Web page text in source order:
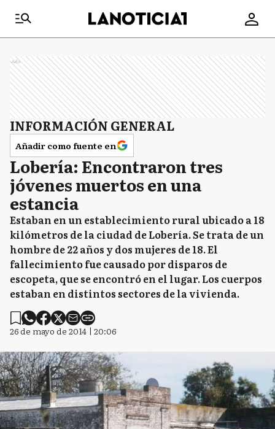
Ads
INFORMACIÓN GENERAL
Añadir como fuente en
Lobería: Encontraron tres
jóvenes muertos en una
estancia
Estaban en un establecimiento rural ubicado a 18
kilómetros de la ciudad de Lobería. Se trata de un
hombre de 22 años y dos mujeres de 18. El
fallecimiento fue causado por disparos de
escopeta, que se encontró en el lugar. Los cuerpos
estaban en distintos sectores de la vivienda.
26 de mayo de 2014 | 20:06